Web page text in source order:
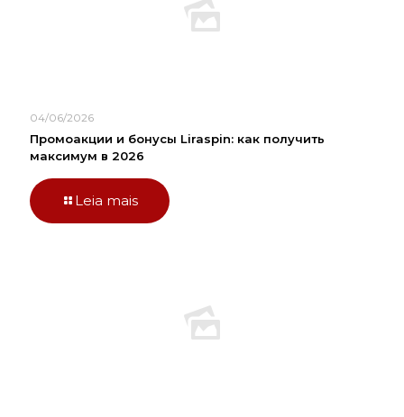
04/06/2026
Промоакции и бонусы Liraspin: как получить
максимум в 2026
Leia mais